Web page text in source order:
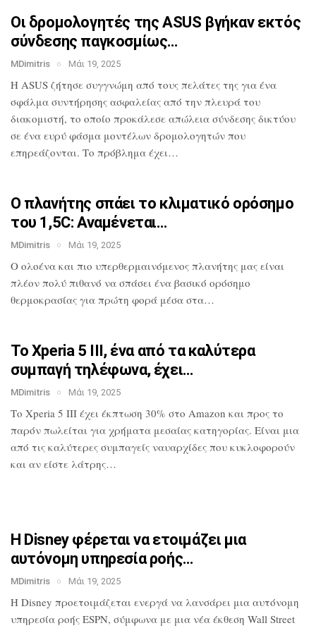
Οι δρομολογητές της ASUS βγήκαν εκτός
σύνδεσης παγκοσμίως…
MDimitris Μάι 19, 2025
Η ASUS ζήτησε συγγνώμη από τους πελάτες της για ένα
σφάλμα συντήρησης ασφαλείας από την πλευρά του
διακομιστή, το οποίο προκάλεσε απώλεια σύνδεσης δικτύου
σε ένα ευρύ φάσμα μοντέλων δρομολογητών που
επηρεάζονται. Το πρόβλημα έχει…
Ο πλανήτης σπάει το κλιματικό ορόσημο
του 1,5C: Αναμένεται…
MDimitris Μάι 19, 2025
O ολοένα και πιο υπερθερμαινόμενος πλανήτης μας είναι
πλέον πολύ πιθανό να σπάσει ένα βασικό ορόσημο
θερμοκρασίας για πρώτη φορά μέσα στα…
Το Xperia 5 III, ένα από τα καλύτερα
συμπαγή τηλέφωνα, έχει…
MDimitris Μάι 19, 2025
Το Xperia 5 III έχει έκπτωση 30% στο Amazon και προς το
παρόν πωλείται για χρήματα μεσαίας κατηγορίας. Είναι μια
από τις καλύτερες συμπαγείς ναυαρχίδες που κυκλοφορούν
και αν είστε λάτρης…
Η Disney φέρεται να ετοιμάζει μια
αυτόνομη υπηρεσία ροής…
MDimitris Μάι 19, 2025
Η Disney προετοιμάζεται ενεργά να λανσάρει μια αυτόνομη
υπηρεσία ροής ESPN, σύμφωνα με μια νέα έκθεση Wall Street